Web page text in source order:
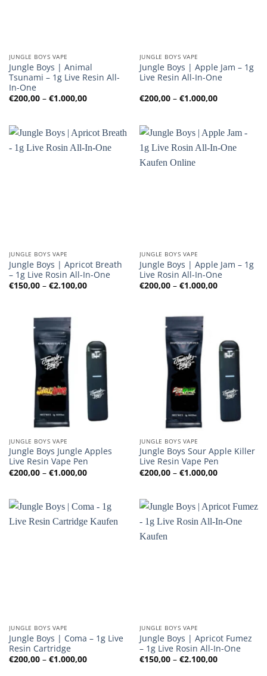
JUNGLE BOYS VAPE
Jungle Boys | Animal
Tsunami – 1g Live Resin All-
In-One
€200,00 – €1.000,00Preisspanne:
JUNGLE BOYS VAPE
Jungle Boys | Apple Jam – 1g
Live Resin All-In-One
€200,00 – €1.000,00
JUNGLE BOYS VAPE
Jungle Boys | Apricot Breath
– 1g Live Rosin All-In-One
€150,00 – €2.100,00Preisspanne:
€150,00
JUNGLE BOYS VAPE
Jungle Boys | Apple Jam – 1g
Live Rosin All-In-One
€200,00 – €1.000,00
€200,00
JUNGLE BOYS VAPE
Jungle Boys Jungle Apples
Live Resin Vape Pen
€200,00 – €1.000,00Preisspanne:
€200,00
JUNGLE BOYS VAPE
Jungle Boys Sour Apple Killer
Live Resin Vape Pen
€200,00 – €1.000,00
€200,00
JUNGLE BOYS VAPE
Jungle Boys | Coma – 1g Live
Resin Cartridge
€200,00 – €1.000,00Preisspanne:
JUNGLE BOYS VAPE
Jungle Boys | Apricot Fumez
– 1g Live Rosin All-In-One
€150,00 – €2.100,00